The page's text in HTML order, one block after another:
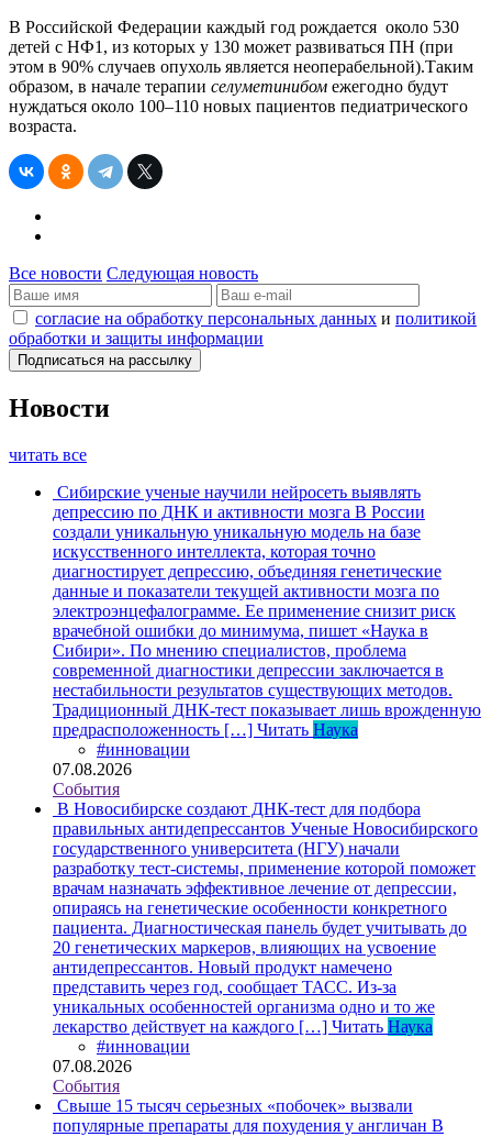
В Российской Федерации каждый год рождается около 530
детей с НФ1, из которых у 130 может развиваться ПН (при
этом в 90% случаев опухоль является неоперабельной).Таким
образом, в начале терапии селуметинибом ежегодно будут
нуждаться около 100–110 новых пациентов педиатрического
возраста.
Все новости Следующая новость
согласие на обработку персональных данных и политикой
обработки и защиты информации
Новости
читать все
Сибирские ученые научили нейросеть выявлять
депрессию по ДНК и активности мозга В России
создали уникальную уникальную модель на базе
искусственного интеллекта, которая точно
диагностирует депрессию, объединяя генетические
данные и показатели текущей активности мозга по
электроэнцефалограмме. Ее применение снизит риск
врачебной ошибки до минимума, пишет «Наука в
Сибири». По мнению специалистов, проблема
современной диагностики депрессии заключается в
нестабильности результатов существующих методов.
Традиционный ДНК-тест показывает лишь врожденную
предрасположенность […] Читать Наука
#инновации
07.08.2026
События
В Новосибирске создают ДНК-тест для подбора
правильных антидепрессантов Ученые Новосибирского
государственного университета (НГУ) начали
разработку тест-системы, применение которой поможет
врачам назначать эффективное лечение от депрессии,
опираясь на генетические особенности конкретного
пациента. Диагностическая панель будет учитывать до
20 генетических маркеров, влияющих на усвоение
антидепрессантов. Новый продукт намечено
представить через год, сообщает ТАСС. Из-за
уникальных особенностей организма одно и то же
лекарство действует на каждого […] Читать Наука
#инновации
07.08.2026
События
Свыше 15 тысяч серьезных «побочек» вызвали
популярные препараты для похудения у англичан В